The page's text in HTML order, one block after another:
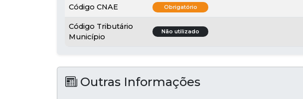
Código CNAE Obrigatório
Código Tributário
Município
Não utilizado
Outras Informações